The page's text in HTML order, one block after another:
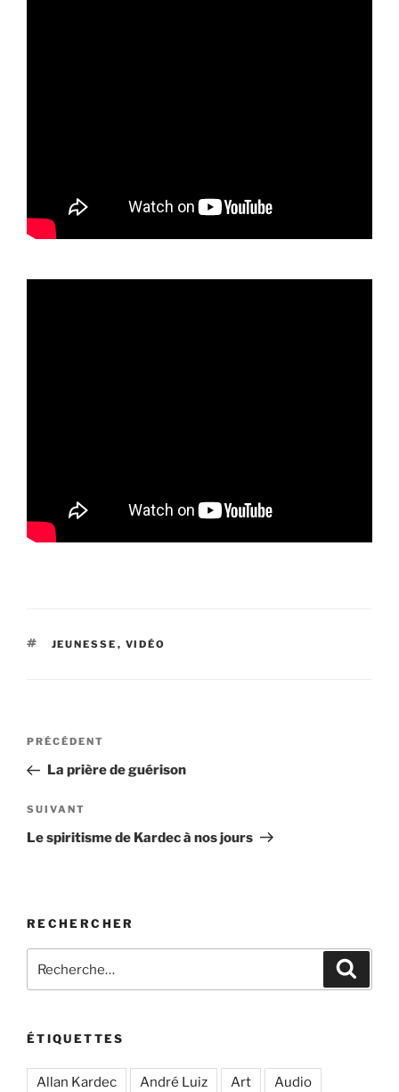
ÉTIQUETTES
JEUNESSE , VIDÉO
Navigation
l’article
Article
précédent
PRÉCÉDENT
La prière de guérison
Article
suivant
SUIVANT
Le spiritisme de Kardec à nos jours
RECHERCHER
pour
ÉTIQUETTES
Allan Kardec André Luiz Art Audio